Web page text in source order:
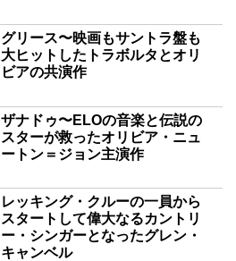
グリース〜映画もサントラ盤も
大ヒットしたトラボルタとオリ
ビアの共演作
ザナドゥ〜ELOの音楽と伝説の
スターが救ったオリビア・ニュ
ートン＝ジョン主演作
レッキング・クルーの一員から
スタートして偉大なるカントリ
ー・シンガーとなったグレン・
キャンベル